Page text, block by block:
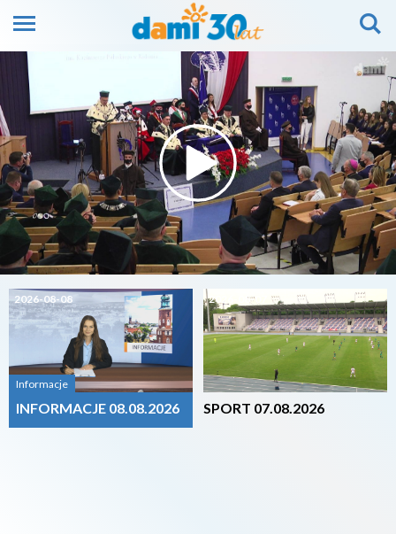
2026-08-08
Informacje
INFORMACJE 08.08.2026
2026-08-07
SPORT 07.08.2026